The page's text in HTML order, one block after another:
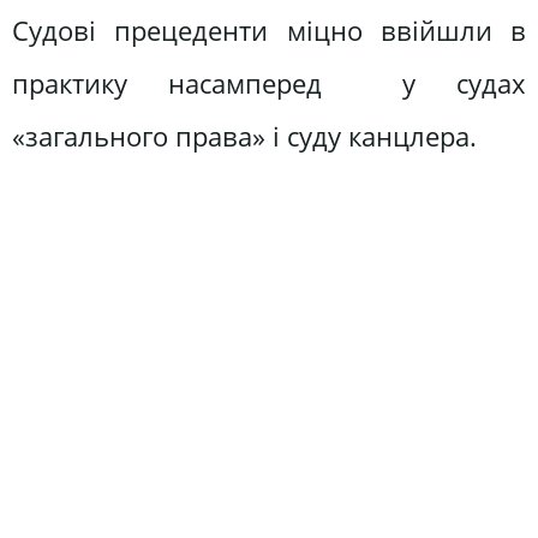
Судові прецеденти міцно ввійшли в
практику насамперед у судах
«загального права» і суду канцлера.